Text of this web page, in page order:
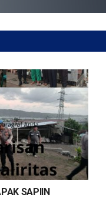
SAPIIN